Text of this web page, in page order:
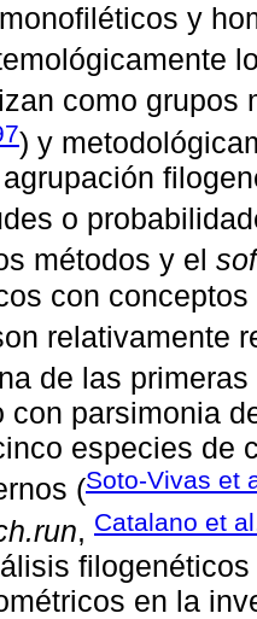
y
como grupos
) y
o
métodos y el
con
relativamente
de las
con parsimonia
especies de
(Soto-Vivas et
, Catalano et
en la